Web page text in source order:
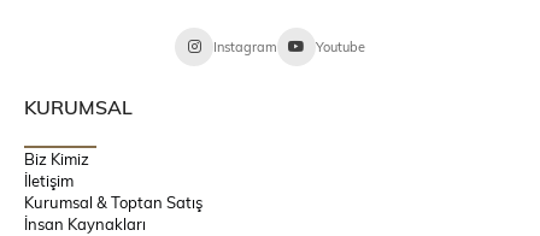
Örneğin dış çerçevesiz tablo ölçüsü 50x70 cm iken, dış
çerçeve eklendiğinde tablo ölçüsü 52x72cm olacaktır.
Instagram Youtube
KURUMSAL
Biz Kimiz
İletişim
Kurumsal & Toptan Satış
İnsan Kaynakları